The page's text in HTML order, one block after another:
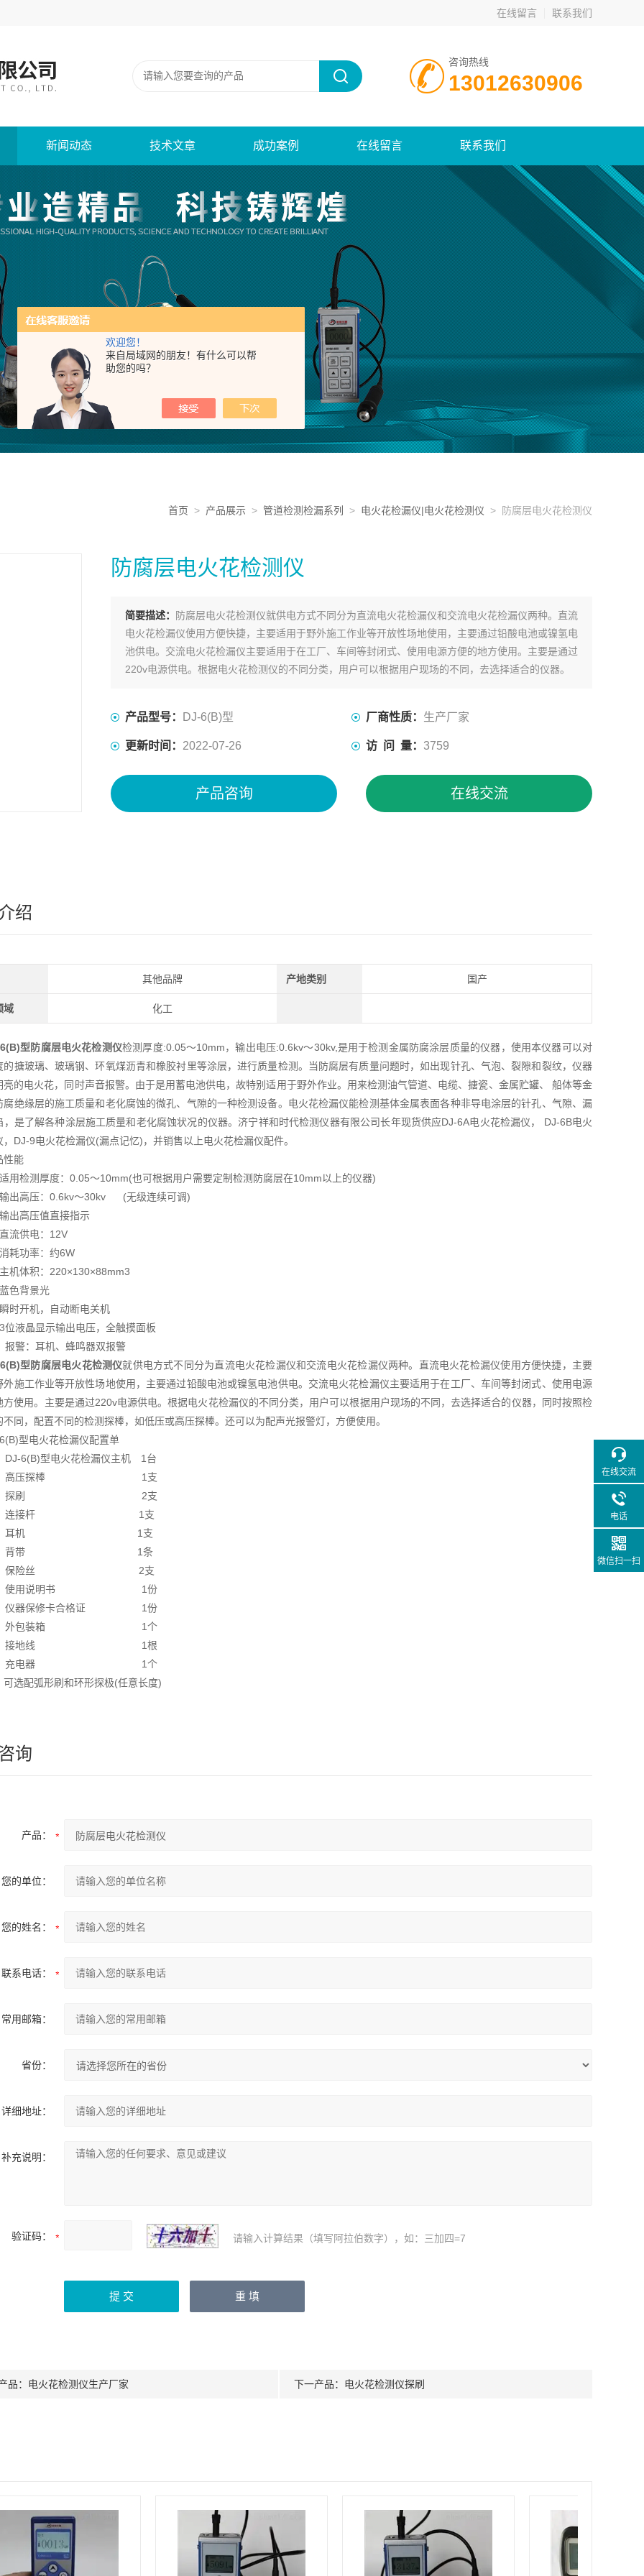
欢迎您！
来自局域网的朋友！有什么可以帮
助您的吗？
在线留言 联系我们
咨询热线
13012630906
新闻动态 技术文章 成功案例 在线留言 联系我们
首页 > 产品展示 > 管道检测检漏系列 > 电火花检漏仪|电火花检测仪 > 防腐层电火花检测仪
防腐层电火花检测仪
简要描述：
防腐层电火花检测仪就供电方式不同分为直流电火花检漏仪和交流电火花检漏仪两种。直流
电火花检漏仪使用方便快捷，主要适用于野外施工作业等开放性场地使用，主要通过铅酸电池或镍氢电
池供电。交流电火花检漏仪主要适用于在工厂、车间等封闭式、使用电源方便的地方使用。主要是通过
220v电源供电。根据电火花检测仪的不同分类，用户可以根据用户现场的不同，去选择适合的仪器。
产品型号： DJ-6(B)型 厂商性质： 生产厂家
更新时间： 2022-07-26 访 问 量： 3759
产品咨询 在线交流
绍
其他品牌 产地类别 国产
域 化工
型防腐层电火花检测仪检测厚度:0.05～10mm，输出电压:0.6kv～30kv,是用于检测金属防腐涂层质量的仪器，使用本仪器可以对
的搪玻璃、玻璃钢、环氧煤沥青和橡胶衬里等涂层，进行质量检测。当防腐层有质量问题时，如出现针孔、气泡、裂隙和裂纹，仪器
亮的电火花，同时声音报警。由于是用蓄电池供电，故特别适用于野外作业。用来检测油气管道、电缆、搪瓷、金属贮罐、 船体等金
腐绝缘层的施工质量和老化腐蚀的微孔、气隙的一种检测设备。电火花检漏仪能检测基体金属表面各种非导电涂层的针孔、气隙、漏
，是了解各种涂层施工质量和老化腐蚀状况的仪器。 济宁祥和时代检测仪器有限公司长年现货供应DJ-6A电火花检漏仪， DJ-6B电火
，DJ-9电火花检漏仪(漏点记忆)，并销售以上电火花检漏仪配件。
性能
用检测厚度：0.05～10mm(也可根据用户需要定制检测防腐层在10mm以上的仪器)
出高压：0.6kv～30kv (无级连续可调)
出高压值直接指示
流供电：12V
耗功率：约6W
机体积：220×130×88mm3
色背景光
时开机，自动断电关机
位液晶显示输出电压，全触摸面板
报警：耳机、蜂鸣器双报警
型防腐层电火花检测仪就供电方式不同分为直流电火花检漏仪和交流电火花检漏仪两种。直流电火花检漏仪使用方便快捷，主要
外施工作业等开放性场地使用，主要通过铅酸电池或镍氢电池供电。交流电火花检漏仪主要适用于在工厂、车间等封闭式、使用电源
方使用。主要是通过220v电源供电。根据电火花检漏仪的不同分类，用户可以根据用户现场的不同，去选择适合的仪器，同时按照检
不同，配置不同的检测探棒，如低压或高压探棒。还可以为配声光报警灯，方便使用。
型电火花检漏仪配置单
6(B)型电火花检漏仪主机 1台
高压探棒 1支
探刷 2支
连接杆 1支
耳机 1支
背带 1条
保险丝 2支
使用说明书 1份
器保修卡合格证 1份
外包装箱 1个
接地线 1根
充电器 1个
可选配弧形刷和环形探极(任意长度)
询
产品：
您的单位：
您的姓名：
联系电话：
常用邮箱：
省份：
详细地址：
补充说明：
验证码： 请输入计算结果（填写阿拉伯数字），如：三加四=7
品： 电火花检测仪生产厂家 下一产品： 电火花检测仪探刷
在线交流
电话
微信扫一扫